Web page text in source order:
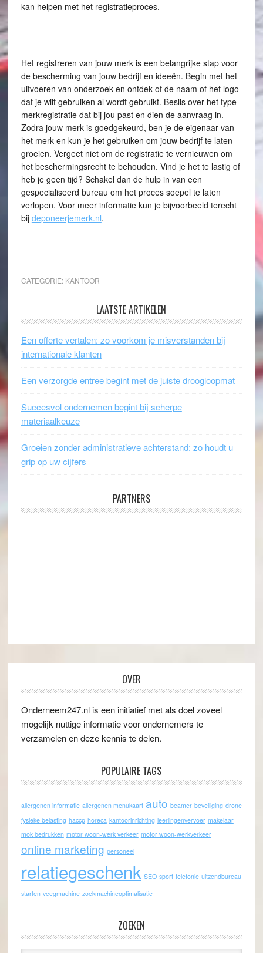
kan helpen met het registratieproces.
Het registreren van jouw merk is een belangrijke stap voor
de bescherming van jouw bedrijf en ideeën. Begin met het
uitvoeren van onderzoek en ontdek of de naam of het logo
dat je wilt gebruiken al wordt gebruikt. Beslis over het type
merkregistratie dat bij jou past en dien de aanvraag in.
Zodra jouw merk is goedgekeurd, ben je de eigenaar van
het merk en kun je het gebruiken om jouw bedrijf te laten
groeien. Vergeet niet om de registratie te vernieuwen om
het beschermingsrecht te behouden. Vind je het te lastig of
heb je geen tijd? Schakel dan de hulp in van een
gespecialiseerd bureau om het proces soepel te laten
verlopen. Voor meer informatie kun je bijvoorbeeld terecht
bij deponeerjemerk.nl.
CATEGORIE: KANTOOR
LAATSTE ARTIKELEN
Een offerte vertalen: zo voorkom je misverstanden bij
internationale klanten
Een verzorgde entree begint met de juiste droogloopmat
Succesvol ondernemen begint bij scherpe
materiaalkeuze
Groeien zonder administratieve achterstand: zo houdt u
grip op uw cijfers
PARTNERS
OVER
Onderneem247.nl is een initiatief met als doel zoveel
mogelijk nuttige informatie voor ondernemers te
verzamelen en deze kennis te delen.
POPULAIRE TAGS
allergenen informatie allergenen menukaart auto beamer beveiliging drone
fysieke belasting haccp horeca kantoorinrichting leerlingenvervoer makelaar
mok bedrukken motor woon-werk verkeer motor woon-werkverkeer
online marketing personeel
relatiegeschenk SEO sport telefonie uitzendbureau
starten veegmachine zoekmachineoptimalisatie
ZOEKEN